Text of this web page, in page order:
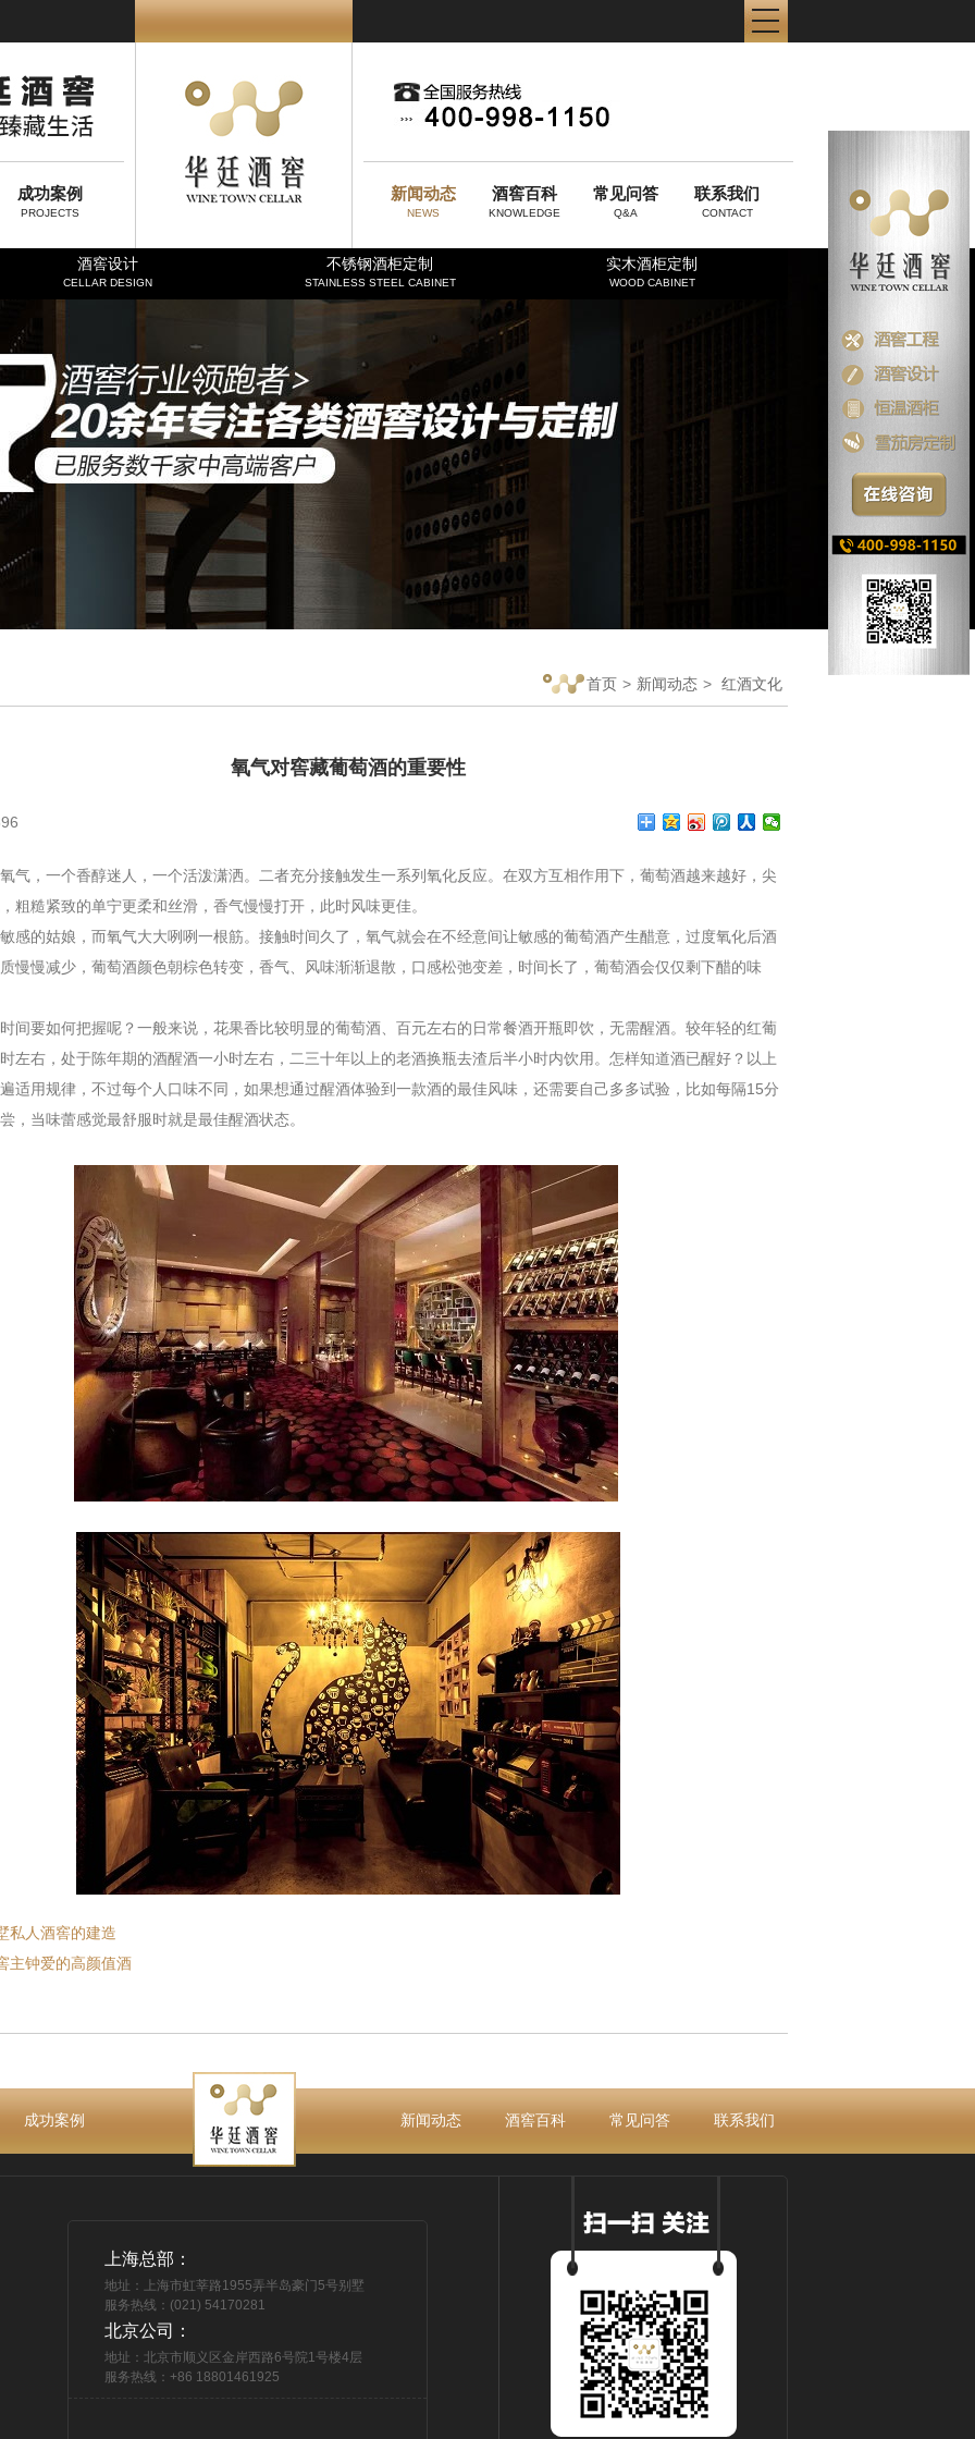
成功案例
PROJECTS
新闻动态
NEWS
酒窖百科
KNOWLEDGE
常见问答
Q&A
联系我们
CONTACT
酒窖设计
CELLAR DESIGN
不锈钢酒柜定制
STAINLESS STEEL CABINET
实木酒柜定制
WOOD CABINET
首页 > 新闻动态 > 红酒文化
氧气对窖藏葡萄酒的重要性
，一个香醇迷人，一个活泼潇洒。二者充分接触发生一系列氧化反应。在双方互相作用下，葡萄酒越来越好，尖
粗糙紧致的单宁更柔和丝滑，香气慢慢打开，此时风味更佳。
的姑娘，而氧气大大咧咧一根筋。接触时间久了，氧气就会在不经意间让敏感的葡萄酒产生醋意，过度氧化后酒
慢慢减少，葡萄酒颜色朝棕色转变，香气、风味渐渐退散，口感松弛变差，时间长了，葡萄酒会仅仅剩下醋的味
要如何把握呢？一般来说，花果香比较明显的葡萄酒、百元左右的日常餐酒开瓶即饮，无需醒酒。较年轻的红葡
左右，处于陈年期的酒醒酒一小时左右，二三十年以上的老酒换瓶去渣后半小时内饮用。怎样知道酒已醒好？以上
适用规律，不过每个人口味不同，如果想通过醒酒体验到一款酒的最佳风味，还需要自己多多试验，比如每隔15分
，当味蕾感觉最舒服时就是最佳醒酒状态。
私人酒窖的建造
主钟爱的高颜值酒
成功案例 新闻动态 酒窖百科 常见问答 联系我们
上海总部：
地址：上海市虹莘路1955弄半岛豪门5号别墅
服务热线：(021) 54170281
北京公司：
地址：北京市顺义区金岸西路6号院1号楼4层
服务热线：+86 18801461925